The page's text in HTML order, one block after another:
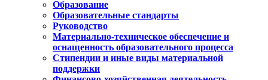
Образование
Образовательные стандарты
Руководство
Материально-техническое обеспечение и
оснащенность образовательного процесса
Стипендии и иные виды материальной
поддержки